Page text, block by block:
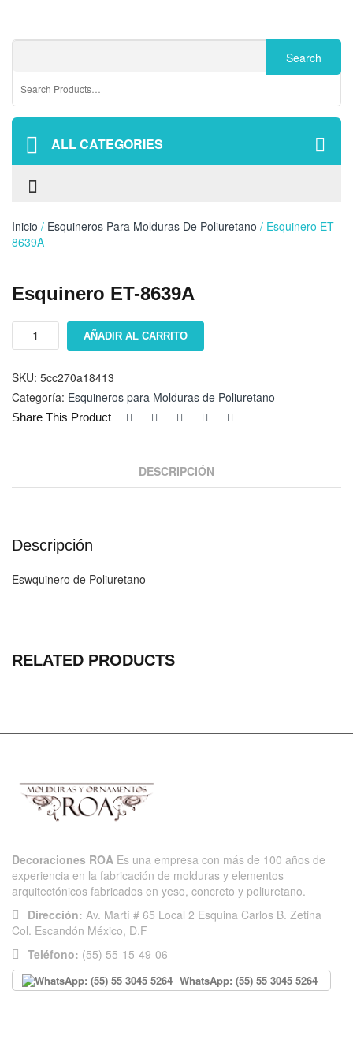
ALL CATEGORIES
Inicio / Esquineros Para Molduras De Poliuretano / Esquinero ET-
8639A
Esquinero ET-8639A
Esquinero
cantidad
AÑADIR AL CARRITO
SKU: 5cc270a18413
Categoría: Esquineros para Molduras de Poliuretano
Share This Product
DESCRIPCIÓN
Descripción
Eswquinero de Poliuretano
RELATED PRODUCTS
Decoraciones ROA Es una empresa con más de 100 años de
experiencia en la fabricación de molduras y elementos
arquitectónicos fabricados en yeso, concreto y poliuretano.
Dirección: Av. Martí # 65 Local 2 Esquina Carlos B. Zetina
Col. Escandón México, D.F
Teléfono: (55) 55-15-49-06
WhatsApp: (55) 55 3045 5264